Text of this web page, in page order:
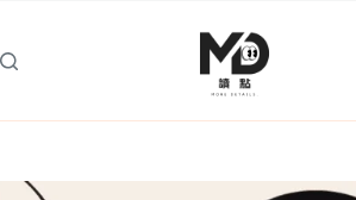
主